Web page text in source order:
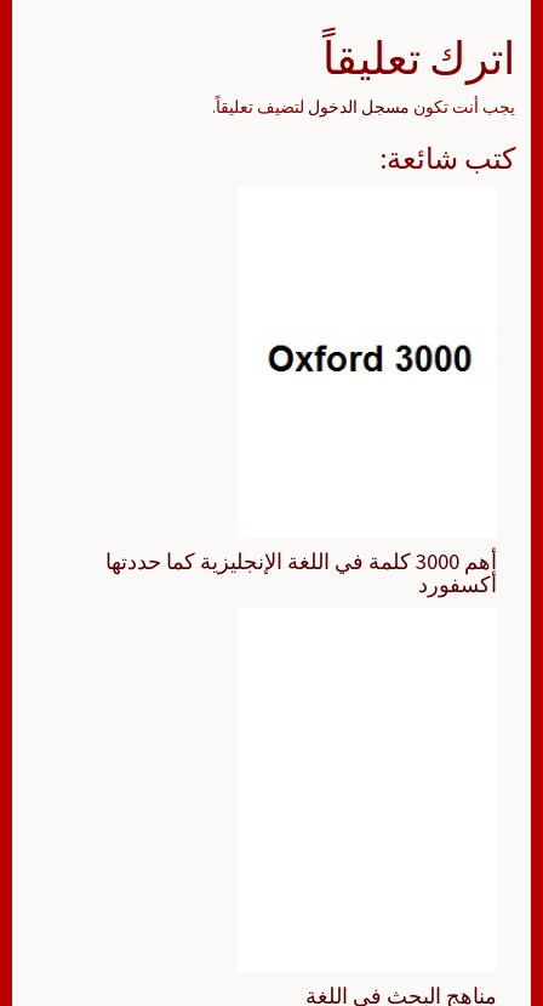
اترك تعليقاً
يجب أنت تكون مسجل الدخول لتضيف تعليقاً.
كتب شائعة:
أهم 3000 كلمة في اللغة الإنجليزية كما حددتها
أكسفورد
مناهج البحث في اللغة